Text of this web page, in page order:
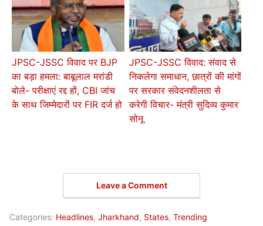
JPSC-JSSC विवाद पर BJP
का बड़ा हमला: बाबूलाल मरांडी
बोले- परीक्षाएं रद्द हों, CBI जांच
के साथ जिम्मेदारों पर FIR दर्ज हो
JPSC-JSSC विवाद: संवाद से
निकलेगा समाधान, छात्रों की मांगों
पर सरकार संवेदनशीलता से
करेगी विचार- मंत्री सुदिव्य कुमार
सोनू
Leave a Comment
Categories: Headlines, Jharkhand, States, Trending